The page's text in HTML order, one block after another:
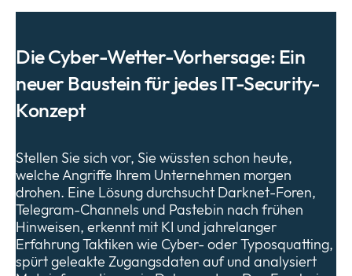
Die Cyber-Wetter-Vorhersage: Ein
neuer Baustein für jedes IT-Security-
Konzept
Stellen Sie sich vor, Sie wüssten schon heute,
welche Angriffe Ihrem Unternehmen morgen
drohen. Eine Lösung durchsucht Darknet-Foren,
Telegram-Channels und Pastebin nach frühen
Hinweisen, erkennt mit KI und jahrelanger
Erfahrung Taktiken wie Cyber- oder Typosquatting,
spürt geleakte Zugangsdaten auf und analysiert